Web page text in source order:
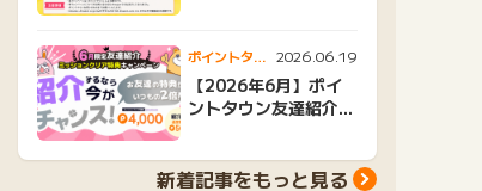
ポイントタウ
ンニュース
2026.06.19
【2026年6月】ポイ
ントタウン友達紹介キ
新着記事をもっと見る